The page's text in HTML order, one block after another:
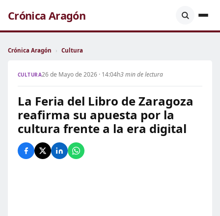
Crónica Aragón
Crónica Aragón › Cultura
CULTURA26 de Mayo de 2026 · 14:04h3 min de lectura
La Feria del Libro de Zaragoza
reafirma su apuesta por la
cultura frente a la era digital